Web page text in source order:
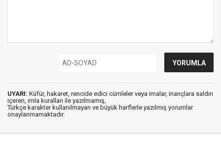
UYARI: Küfür, hakaret, rencide edici cümleler veya imalar, inançlara saldırı
içeren, imla kuralları ile yazılmamış,
Türkçe karakter kullanılmayan ve büyük harflerle yazılmış yorumlar
onaylanmamaktadır.